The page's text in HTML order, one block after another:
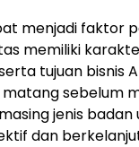
menjadi faktor
memiliki
tujuan bisnis
sebelum
jenis badan
dan